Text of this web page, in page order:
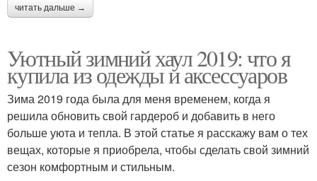
читать дальше →
Уютный зимний хаул 2019: что я
купила из одежды и аксессуаров
Зима 2019 года была для меня временем, когда я
решила обновить свой гардероб и добавить в него
больше уюта и тепла. В этой статье я расскажу вам о тех
вещах, которые я приобрела, чтобы сделать свой зимний
сезон комфортным и стильным.